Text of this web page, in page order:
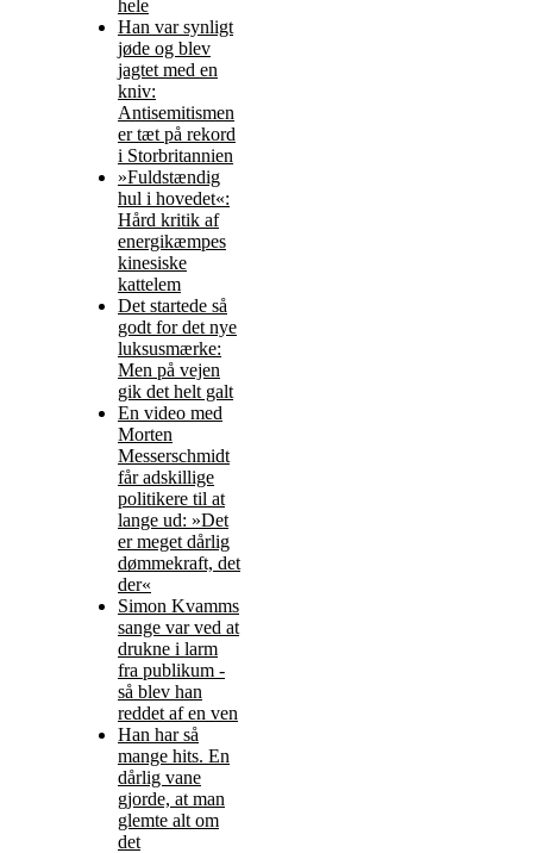
hele
Han var synligt
jøde og blev
jagtet med en
kniv:
Antisemitismen
er tæt på rekord
i Storbritannien
»Fuldstændig
hul i hovedet«:
Hård kritik af
energikæmpes
kinesiske
kattelem
Det startede så
godt for det nye
luksusmærke:
Men på vejen
gik det helt galt
En video med
Morten
Messerschmidt
får adskillige
politikere til at
lange ud: »Det
er meget dårlig
dømmekraft, det
der«
Simon Kvamms
sange var ved at
drukne i larm
fra publikum -
så blev han
reddet af en ven
Han har så
mange hits. En
dårlig vane
gjorde, at man
glemte alt om
det